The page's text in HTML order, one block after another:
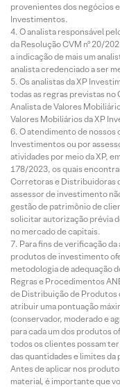
provenientes dos negócios
Investimentos.
O analista responsável
da Resolução CVM nº 20/
a indicação de mais um
analista credenciado a ser
Os analistas da XP
todas as regras previstas no
Analista de Valores
Valores Mobiliários da XP
O atendimento de nossos
Investimentos ou por
atividades por meio da XP,
178/2023, os quais
Corretoras e Distribuidoras
assessor de investimento
gestão de patrimônio de
solicitar autorização prévia
no mercado de capitais.
Para fins de verificação
produtos de investimento
metodologia de adequação
Regras e Procedimentos
de Distribuição de Produtos
atribuir uma pontuação
(conservador, moderado e
para cada um dos produtos
todos os clientes possam
das quantidades e limites da
Antes de aplicar nos
material, é importante que